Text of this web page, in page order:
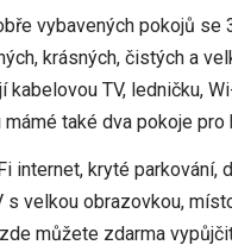
vybavených pokojů se
krásných, čistých a
kabelovou TV, ledničku,
mámé také dva pokoje
internet, kryté parkování,
s velkou obrazovkou,
můžete zdarma